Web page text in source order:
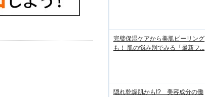
完璧保湿ケアから美肌ピーリング
も！ 肌の悩み別でみる「最新フ...
隠れ乾燥肌かも!? 美容成分の働